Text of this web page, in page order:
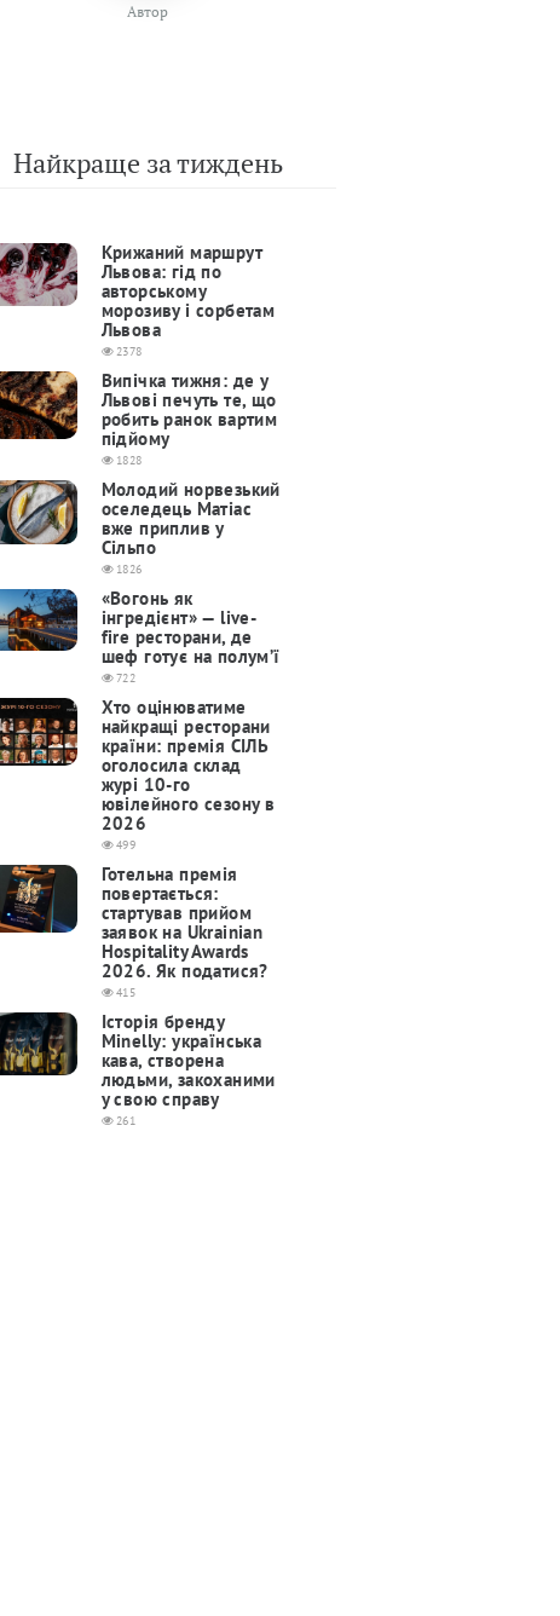
Автор
Найкраще за тиждень
Крижаний маршрут
Львова: гід по
авторському
морозиву і сорбетам
Львова
2378
Випічка тижня: де у
Львові печуть те, що
робить ранок вартим
підйому
1828
Молодий норвезький
оселедець Матіас
вже приплив у
Сільпо
1826
«Вогонь як
інгредієнт» — live-
fire ресторани, де
шеф готує на полум’ї
722
Хто оцінюватиме
найкращі ресторани
країни: премія СІЛЬ
оголосила склад
журі 10-го
ювілейного сезону в
2026
499
Готельна премія
повертається:
cтартував прийом
заявок на Ukrainian
Hospitality Awards
2026. Як податися?
415
Історія бренду
Minelly: українська
кава, створена
людьми, закоханими
у свою справу
261